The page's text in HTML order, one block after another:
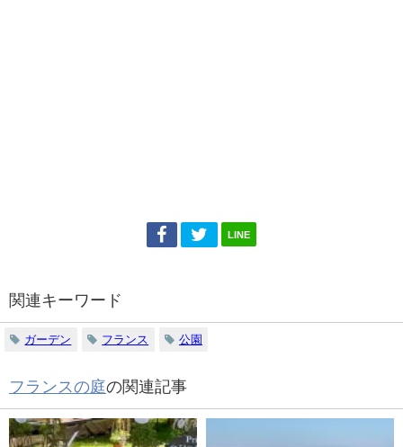
LINE
関連キーワード
ガーデン フランス 公園
フランスの庭の関連記事